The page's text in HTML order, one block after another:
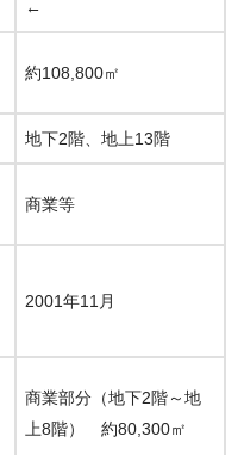
←
約108,800㎡
地下2階、地上13階
商業等
2001年11月
商業部分（地下2階～地
上8階） 約80,300㎡